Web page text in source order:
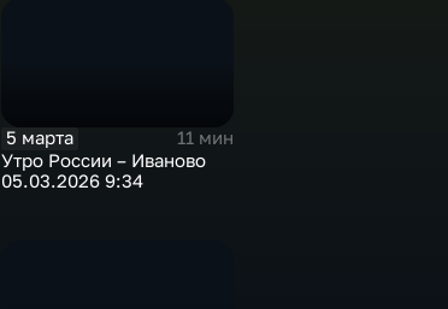
5 марта
11 мин
Утро России – Иваново
05.03.2026 9:34